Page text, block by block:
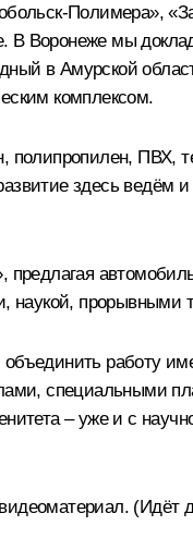
Полимера»,
В Воронеже мы
в Амурской
комплексом.
полипропилен, ПВХ,
здесь ведём
предлагая
наукой, прорывными
объединить работу
специальными
– уже и с
(Идёт